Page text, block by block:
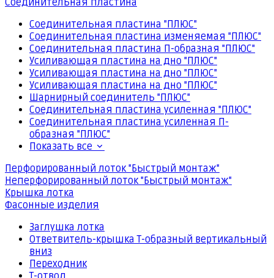
Соединительная пластина
Соединительная пластина "ПЛЮС"
Соединительная пластина изменяемая "ПЛЮС"
Соединительная пластина П-образная "ПЛЮС"
Усиливающая пластина на дно "ПЛЮС"
Усиливающая пластина на дно "ПЛЮС"
Усиливающая пластина на дно "ПЛЮС"
Шарнирный соединитель "ПЛЮС"
Соединительная пластина усиленная "ПЛЮС"
Соединительная пластина усиленная П-
образная "ПЛЮС"
Показать все
Перфорированный лоток "Быстрый монтаж"
Неперфорированный лоток "Быстрый монтаж"
Крышка лотка
Фасонные изделия
Заглушка лотка
Ответвитель-крышка Т-образный вертикальный
вниз
Переходник